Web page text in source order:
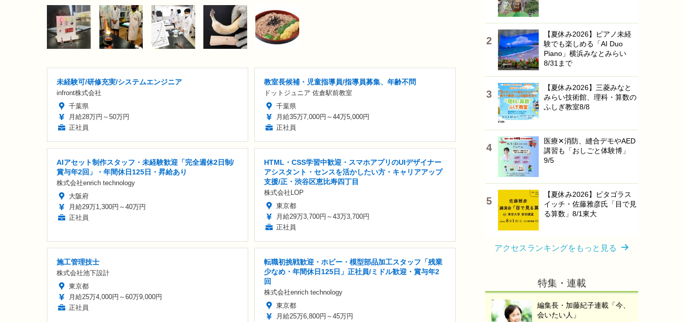
未経験可/研修充実/システムエンジニア
infront株式会社
千葉県
月給28万円～50万円
正社員
教室長候補・児童指導員/指導員募集、年齢不問
ドットジュニア 佐倉駅前教室
千葉県
月給35万7,000円～44万5,000円
正社員
AIアセット制作スタッフ・未経験歓迎「完全週休2日制/
賞与年2回」・年間休日125日・昇給あり
株式会社enrich technology
大阪府
月給29万1,300円～40万円
正社員
HTML・CSS学習中歓迎・スマホアプリのUIデザイナー
アシスタント・センスを活かしたい方・キャリアアップ
支援/正・渋谷区恵比寿四丁目
株式会社LOP
東京都
月給29万3,700円～43万3,700円
正社員
施工管理技士
株式会社池下設計
東京都
月給25万4,000円～60万9,000円
正社員
転職初挑戦歓迎・ホビー・模型部品加工スタッフ「残業
少なめ・年間休日125日」正社員/ミドル歓迎・賞与年2
回
株式会社enrich technology
東京都
月給25万6,800円～45万円
【夏休み2026】ピアノ未経
験でも楽しめる「AI Duo
Piano」横浜みなとみらい
8/31まで
【夏休み2026】三菱みなと
みらい技術館、理科・算数の
ふしぎ教室8/8
医療✕消防、縫合デモやAED
講習も「おしごと体験博」
9/5
【夏休み2026】ピタゴラス
イッチ・佐藤雅彦氏「目で見
る算数」8/1東大
アクセスランキングをもっと見る
特集・連載
編集長・加藤紀子連載「今、
会いたい人」